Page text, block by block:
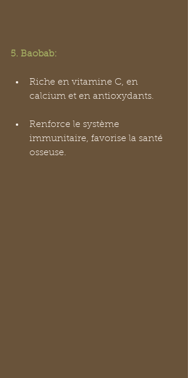
5. Baobab:
Riche en vitamine C, en
calcium et en antioxydants.
Renforce le système
immunitaire, favorise la santé
osseuse.